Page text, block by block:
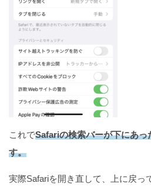
これでSafariの検索バーが下にあ
す。
実際Safariを開き直して、上に戻っ